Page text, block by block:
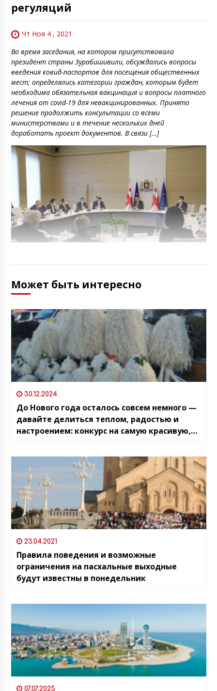
регуляций
Чт Ноя 4 , 2021
Во время заседания, на котором присутствовала
президент страны Зурабишивили, обсуждались вопросы
введения ковид-паспортов для посещения общественных
мест; определялись категории граждан, которым будет
необходима обязательная вакцинация и вопросы платного
лечения от covid-19 для невакцинированных. Принято
решение продолжить консультации со всеми
министерствами и в течение нескольких дней
доработать проект документов. В связи […]
Может быть интересно
30.12.2024
До Нового года осталось совсем немного —
давайте делиться теплом, радостью и
настроением: конкурс на самую красивую,
23.04.2021
Правила поведения и возможные
ограничения на пасхальные выходные
будут известны в понедельник
07.07.2025